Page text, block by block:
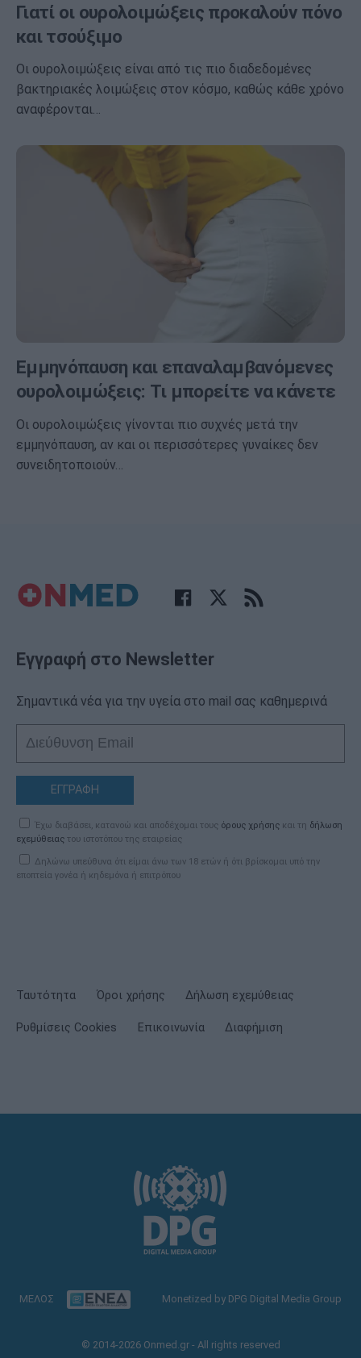
Γιατί οι ουρολοιμώξεις προκαλούν πόνο
και τσούξιμο
Οι ουρολοιμώξεις είναι από τις πιο διαδεδομένες
βακτηριακές λοιμώξεις στον κόσμο, καθώς κάθε χρόνο
αναφέρονται…
Εμμηνόπαυση και επαναλαμβανόμενες
ουρολοιμώξεις: Τι μπορείτε να κάνετε
Οι ουρολοιμώξεις γίνονται πιο συχνές μετά την
εμμηνόπαυση, αν και οι περισσότερες γυναίκες δεν
συνειδητοποιούν…
Εγγραφή στο Newsletter
Σημαντικά νέα για την υγεία στο mail σας καθημερινά
ΕΓΓΡΑΦΗ
Έχω διαβάσει, κατανοώ και αποδέχομαι τους όρους χρήσης και τη δήλωση
εχεμύθειας του ιστοτόπου της εταιρείας
Δηλώνω υπεύθυνα ότι είμαι άνω των 18 ετών ή ότι βρίσκομαι υπό την
εποπτεία γονέα ή κηδεμόνα ή επιτρόπου
Ταυτότητα Όροι χρήσης Δήλωση εχεμύθειας
Ρυθμίσεις Cookies Επικοινωνία Διαφήμιση
ΜΕΛΟΣ Monetized by DPG Digital Media Group
© 2014-2026 Onmed.gr - All rights reserved